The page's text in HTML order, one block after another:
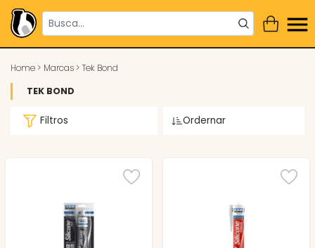
Home > Marcas > Tek Bond
TEK BOND
Filtros Ordernar